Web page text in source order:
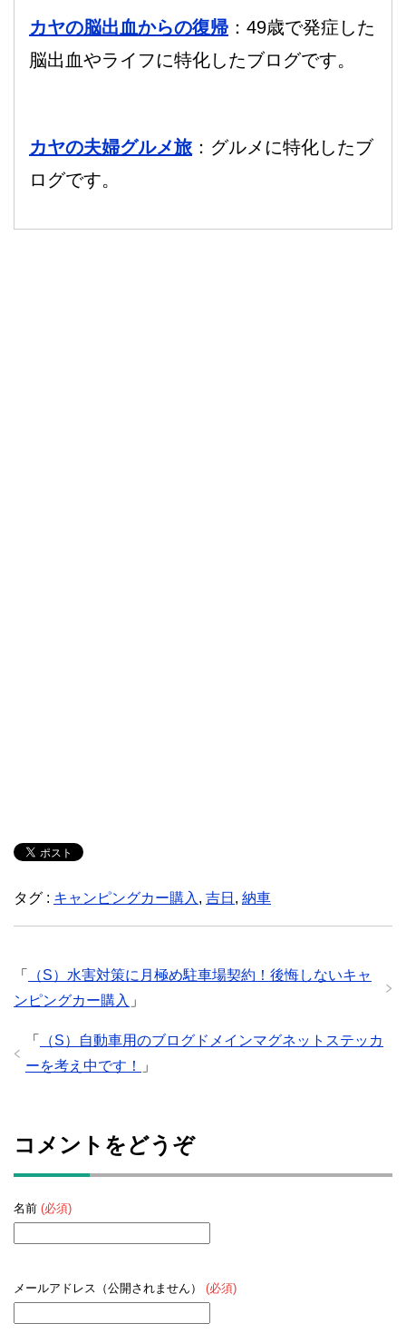
カヤの脳出血からの復帰 ：49歳で発症した
脳出血やライフに特化したブログです。
カヤの夫婦グルメ旅 ：グルメに特化したブ
ログです。
タグ : キャンピングカー購入 , 吉日 , 納車
「
（S）水害対策に月極め駐車場契約！後悔しないキャ
ンピングカー購入 」
「
（S）自動車用のブログドメインマグネットステッカ
ーを考え中です！
」
コメントをどうぞ
名前 (必須)
メールアドレス（公開されません） (必須)